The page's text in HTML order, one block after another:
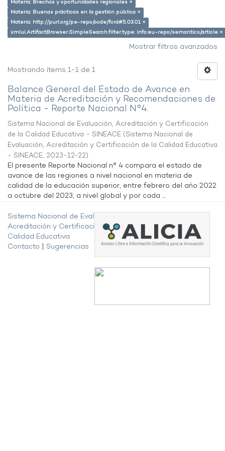
Materia: Brechas y oportunidades regionales ×
Materia: Buenas prácticas en la gestión pública ×
Materia: http://purl.org/pe-repo/ocde/ford#5.03.01 ×
xmlui.ArtifactBrowser.SimpleSearch.filter.type: info:eu-repo/semantics/article ×
Mostrar filtros avanzados
Mostrando ítems 1-1 de 1
Balance General del Estado de Avance en
Materia de Acreditación y Recomendaciones de
Política - Reporte Nacional N°4.
Sistema Nacional de Evaluación, Acreditación y Certificación
de la Calidad Educativa - SINEACE (Sistema Nacional de
Evaluación, Acreditación y Certificación de la Calidad Educativa
- SINEACE, 2023-12-22)
El presente Reporte Nacional n° 4 compara el estado de
avance de las regiones a nivel nacional en materia de
calidad de la educación superior, entre febrero del año 2022
a octubre del 2023, a nivel global y por cada ...
Sistema Nacional de Evaluación,
Acreditación y Certificación de la
Calidad Educativa
Contacto
Sugerencias